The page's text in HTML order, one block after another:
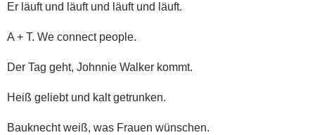
Er läuft und läuft und läuft und läuft.
A + T. We connect people.
Der Tag geht, Johnnie Walker kommt.
Heiß geliebt und kalt getrunken.
Bauknecht weiß, was Frauen wünschen.